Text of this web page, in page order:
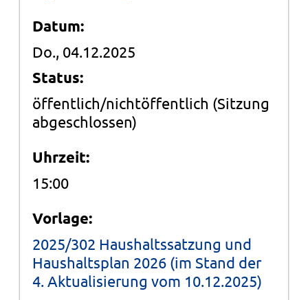
Datum:
Do., 04.12.2025
Status:
öffentlich/nichtöffentlich (Sitzung
abgeschlossen)
Uhrzeit:
15:00
Vorlage:
2025/302 Haushaltssatzung und
Haushaltsplan 2026 (im Stand der
4. Aktualisierung vom 10.12.2025)